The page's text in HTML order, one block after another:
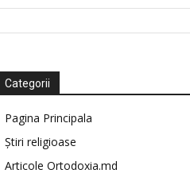
Categorii
Pagina Principala
Știri religioase
Articole Ortodoxia.md